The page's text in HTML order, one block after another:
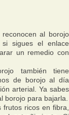
al borojo
sigues el enlace
un remedio con
también tiene
de borojo al día
arterial. Ya sabes
borojo para bajarla.
frutos ricos en fibra,